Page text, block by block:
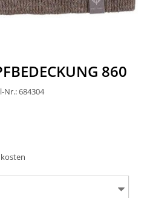
860
Nr.: 684304